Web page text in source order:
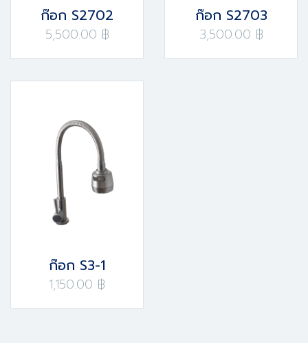
ก๊อก S2702
5,500.00 ฿
ก๊อก S2703
3,500.00 ฿
ก๊อก S3-1
1,150.00 ฿